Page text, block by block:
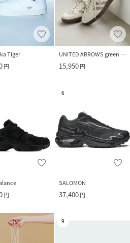
Tiger
円
UNITED ARROWS green label relaxing
15,950円
円
6
SALOMON
37,400円
9